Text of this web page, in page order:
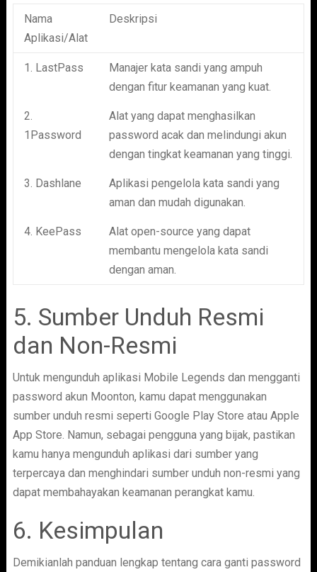
Nama
Aplikasi/Alat
Deskripsi
1. LastPass
Manajer kata sandi yang ampuh
dengan fitur keamanan yang kuat.
2.
1Password
Alat yang dapat menghasilkan
password acak dan melindungi akun
dengan tingkat keamanan yang tinggi.
3. Dashlane
Aplikasi pengelola kata sandi yang
aman dan mudah digunakan.
4. KeePass
Alat open-source yang dapat
membantu mengelola kata sandi
dengan aman.
5. Sumber Unduh Resmi
dan Non-Resmi
Untuk mengunduh aplikasi Mobile Legends dan mengganti
password akun Moonton, kamu dapat menggunakan
sumber unduh resmi seperti Google Play Store atau Apple
App Store. Namun, sebagai pengguna yang bijak, pastikan
kamu hanya mengunduh aplikasi dari sumber yang
terpercaya dan menghindari sumber unduh non-resmi yang
dapat membahayakan keamanan perangkat kamu.
6. Kesimpulan
Demikianlah panduan lengkap tentang cara ganti password